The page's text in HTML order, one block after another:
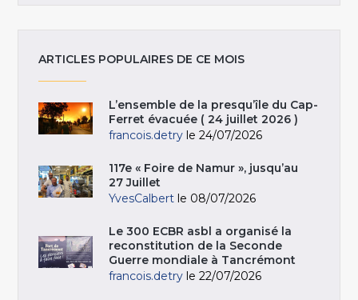
ARTICLES POPULAIRES DE CE MOIS
L’ensemble de la presqu’île du Cap-
Ferret évacuée ( 24 juillet 2026 )
francois.detry le 24/07/2026
117e « Foire de Namur », jusqu’au
27 Juillet
YvesCalbert le 08/07/2026
Le 300 ECBR asbl a organisé la
reconstitution de la Seconde
Guerre mondiale à Tancrémont
francois.detry le 22/07/2026